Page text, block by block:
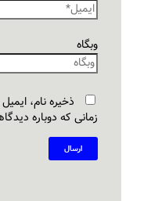
وبگاه
ذخیره نام،
زمانی که دوباره